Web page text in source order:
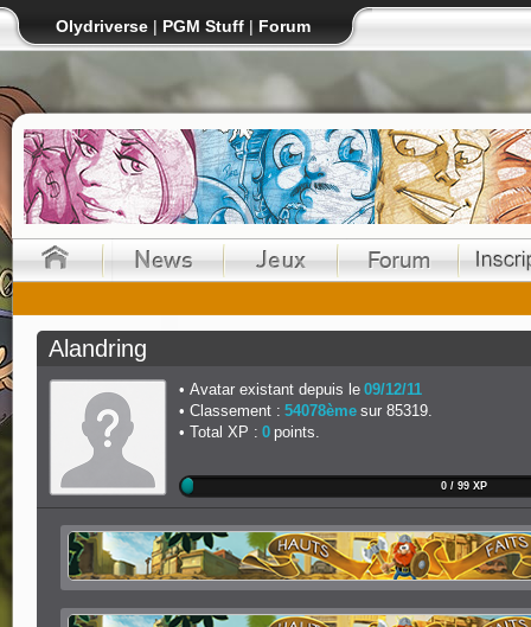
Olydriverse | PGM Stuff | Forum
Alandring
Avatar existant depuis le 09/12/11
Classement : 54078ème sur 85319.
Total XP : 0 points.
0 / 99 XP